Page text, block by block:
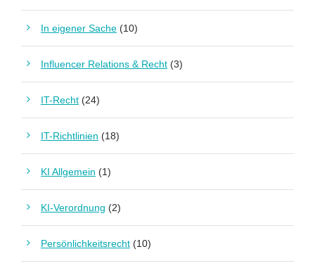
In eigener Sache (10)
Influencer Relations & Recht (3)
IT-Recht (24)
IT-Richtlinien (18)
KI Allgemein (1)
KI-Verordnung (2)
Persönlichkeitsrecht (10)